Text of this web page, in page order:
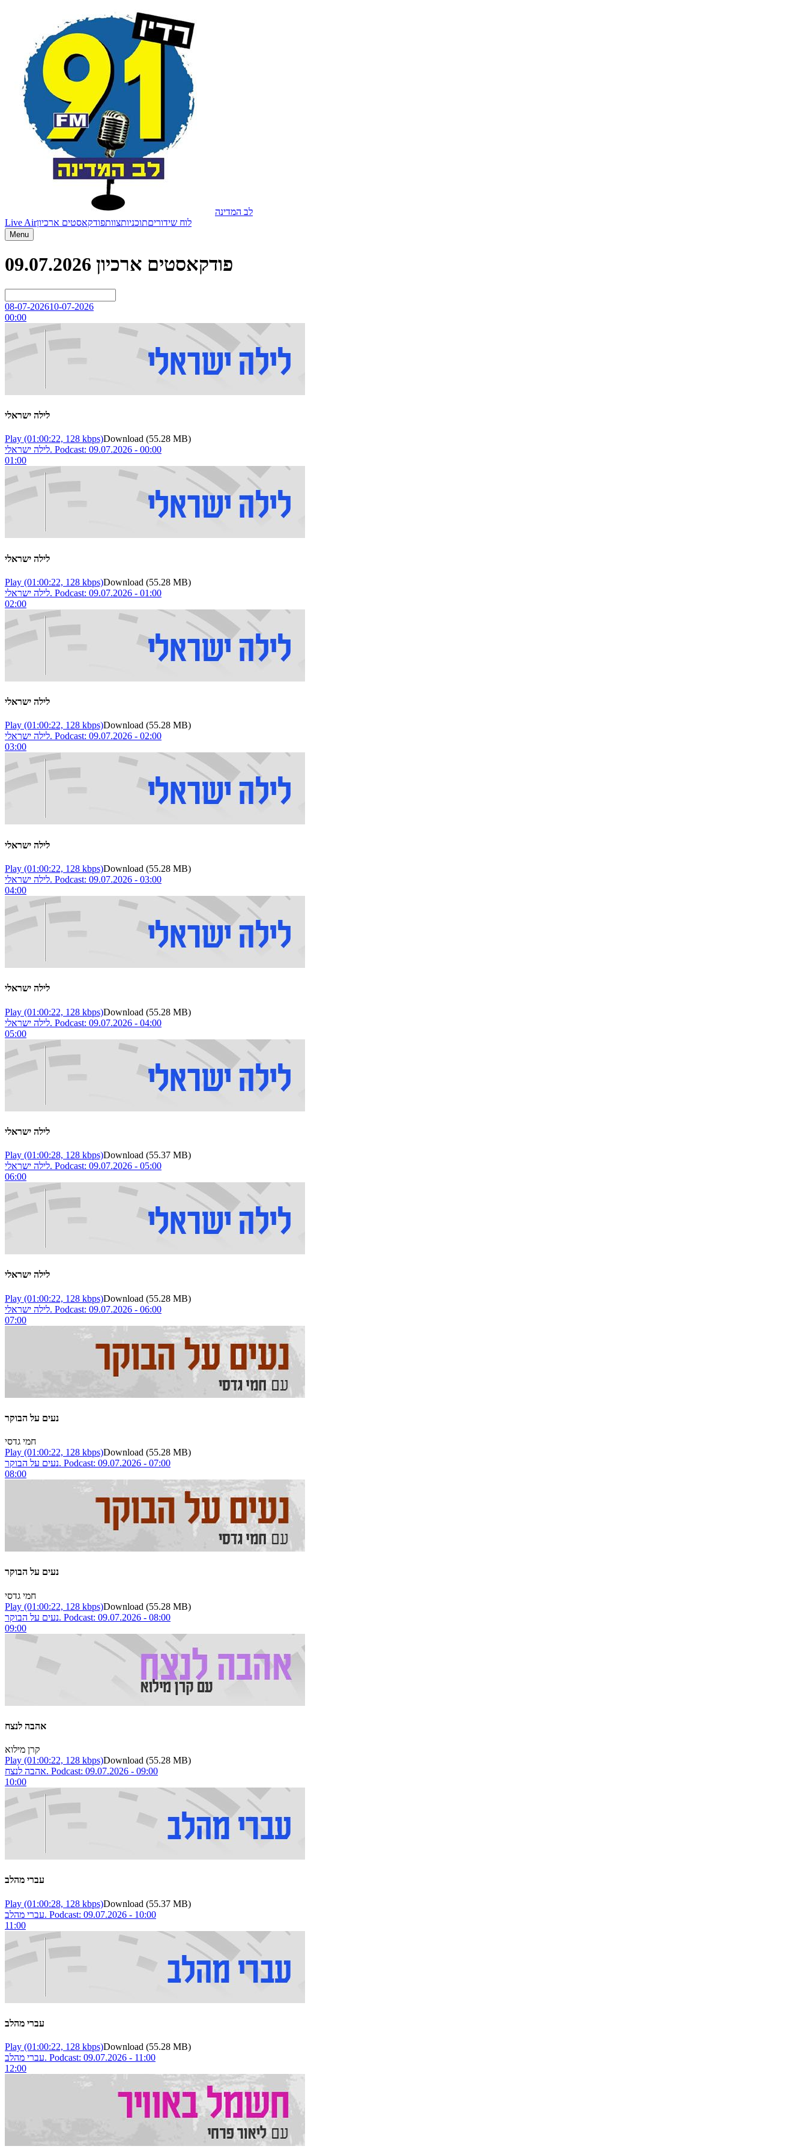
לב המדינה
Live Air
לוח שידוריםתוכניותצוותפודקאסטים ארכיון
Menu
פודקאסטים ארכיון 09.07.2026
08-07-202610-07-2026
00:00
לילה ישראלי
Play (01:00:22, 128 kbps)Download (55.28 MB)
לילה ישראלי. Podcast: 09.07.2026 - 00:00
01:00
לילה ישראלי
Play (01:00:22, 128 kbps)Download (55.28 MB)
לילה ישראלי. Podcast: 09.07.2026 - 01:00
02:00
לילה ישראלי
Play (01:00:22, 128 kbps)Download (55.28 MB)
לילה ישראלי. Podcast: 09.07.2026 - 02:00
03:00
לילה ישראלי
Play (01:00:22, 128 kbps)Download (55.28 MB)
לילה ישראלי. Podcast: 09.07.2026 - 03:00
04:00
לילה ישראלי
Play (01:00:22, 128 kbps)Download (55.28 MB)
לילה ישראלי. Podcast: 09.07.2026 - 04:00
05:00
לילה ישראלי
Play (01:00:28, 128 kbps)Download (55.37 MB)
לילה ישראלי. Podcast: 09.07.2026 - 05:00
06:00
לילה ישראלי
Play (01:00:22, 128 kbps)Download (55.28 MB)
לילה ישראלי. Podcast: 09.07.2026 - 06:00
07:00
נעים על הבוקר
חמי גדסי
Play (01:00:22, 128 kbps)Download (55.28 MB)
נעים על הבוקר. Podcast: 09.07.2026 - 07:00
08:00
נעים על הבוקר
חמי גדסי
Play (01:00:22, 128 kbps)Download (55.28 MB)
נעים על הבוקר. Podcast: 09.07.2026 - 08:00
09:00
אהבה לנצח
קרן מילוא
Play (01:00:22, 128 kbps)Download (55.28 MB)
אהבה לנצח. Podcast: 09.07.2026 - 09:00
10:00
עברי מהלב
Play (01:00:28, 128 kbps)Download (55.37 MB)
עברי מהלב. Podcast: 09.07.2026 - 10:00
11:00
עברי מהלב
Play (01:00:22, 128 kbps)Download (55.28 MB)
עברי מהלב. Podcast: 09.07.2026 - 11:00
12:00